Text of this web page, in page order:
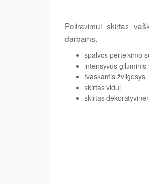
Poliravimui skirtas
darbams.
spalvos perteikimo
intensyvus giluminis
tvaskantis žvilgesys
skirtas vidui
skirtas